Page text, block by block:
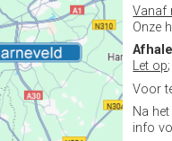
Vanaf
Onze
Let op
Voor
Na
info